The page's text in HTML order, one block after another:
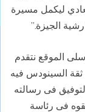
ليكمل مسيرة
الجيزة.”
الموقع نتقدم
ثقة السينودس فيه
فى رسالته
فى رئاسة